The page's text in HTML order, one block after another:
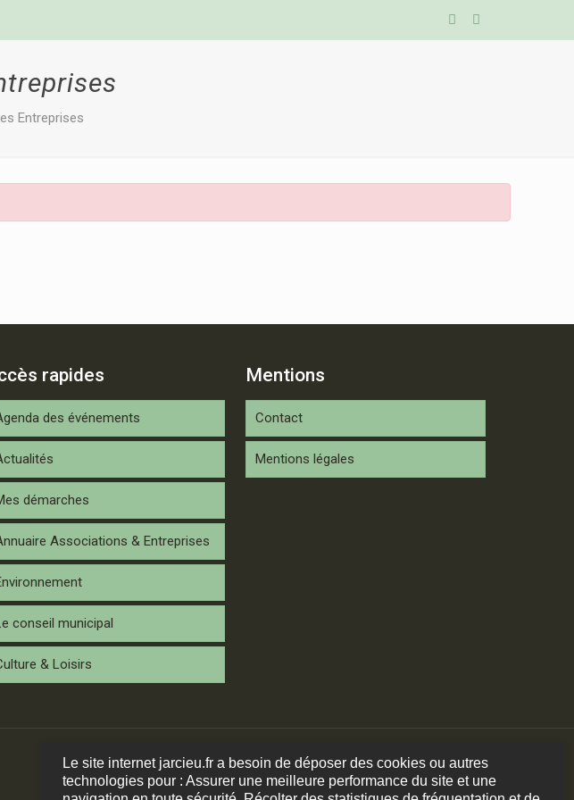
Entreprises
rapides
des événements
démarches
Associations & Entreprises
conseil municipal
& Loisirs
Mentions
Contact
Mentions légales
Le site internet jarcieu.fr a besoin de déposer des cookies ou autres
technologies pour : Assurer une meilleure performance du site et une